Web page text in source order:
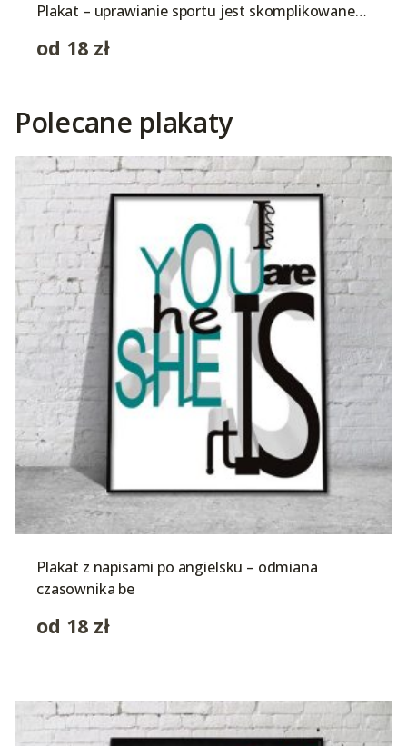
Plakat – uprawianie sportu jest skomplikowane…
od 18 zł
Polecane plakaty
Plakat z napisami po angielsku – odmiana
czasownika be
od 18 zł